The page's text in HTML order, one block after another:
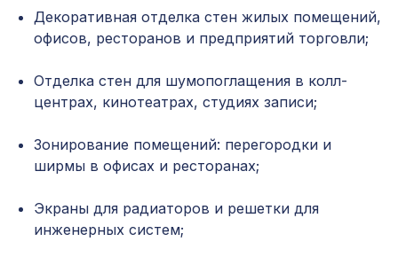
Натуральные обои Cosca Traditional
Prints L5050, 0,91 x 6,2 м
1305 ₽
11-45, 2800х1250мм, ХДФ, бук
ХДФ, белая
Консоль для балки 150х120мм, дуб
Декоративная отделка стен жилых помещений,
офисов, ресторанов и предприятий торговли;
Отделка стен для шумопоглащения в колл-
центрах, кинотеатрах, студиях записи;
Зонирование помещений: перегородки и
ширмы в офисах и ресторанах;
Экраны для радиаторов и решетки для
инженерных систем;